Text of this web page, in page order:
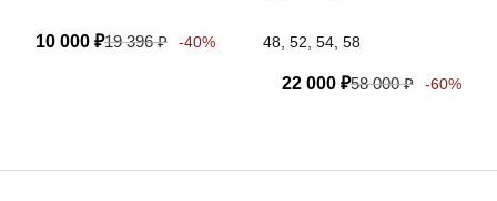
FIRENZE
10 000 ₽19 396₽ -40% 48, 52, 54, 58
22 000 ₽58 000₽ -60%